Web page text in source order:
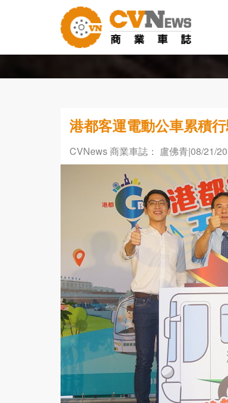
港都客運電動公車累積
CVNews 商業車誌： 盧佛青|08/21/